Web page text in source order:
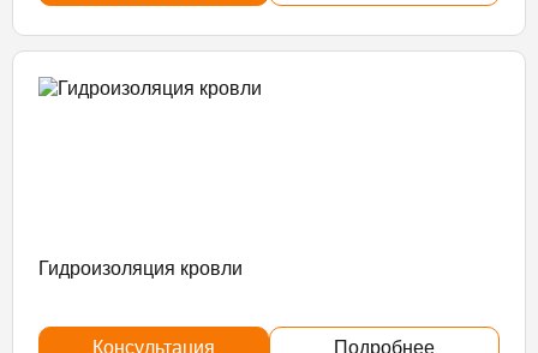
Гидроизоляция кровли
Консультация Подробнее